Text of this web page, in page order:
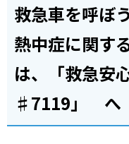
救急車を呼ぼ
熱中症に関す
は、「救急安
♯7119」 へ